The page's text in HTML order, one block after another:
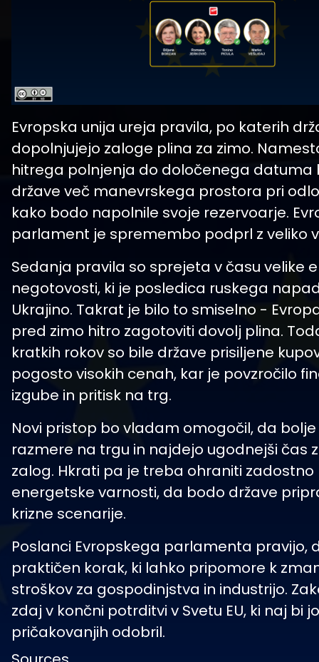
Evropska unija ureja pravila, po katerih
dopolnjujejo zaloge plina za zimo.
hitrega polnjenja do določenega datuma
države več manevrskega prostora pri
kako bodo napolnile svoje rezervoarje.
parlament je spremembo podprl z veliko
Sedanja pravila so sprejeta v času velike
negotovosti, ki je posledica ruskega
Ukrajino. Takrat je bilo to smiselno -
pred zimo hitro zagotoviti dovolj plina.
kratkih rokov so bile države prisiljene
pogosto visokih cenah, kar je povzročilo
izgube in pritisk na trg.
Novi pristop bo vladam omogočil, da
razmere na trgu in najdejo ugodnejši čas
zalog. Hkrati pa je treba ohraniti zadostno
energetske varnosti, da bodo države
krizne scenarije.
Poslanci Evropskega parlamenta pravijo,
praktičen korak, ki lahko pripomore k
stroškov za gospodinjstva in industrijo.
zdaj v končni potrditvi v Svetu EU, ki naj bi
pričakovanjih odobril.